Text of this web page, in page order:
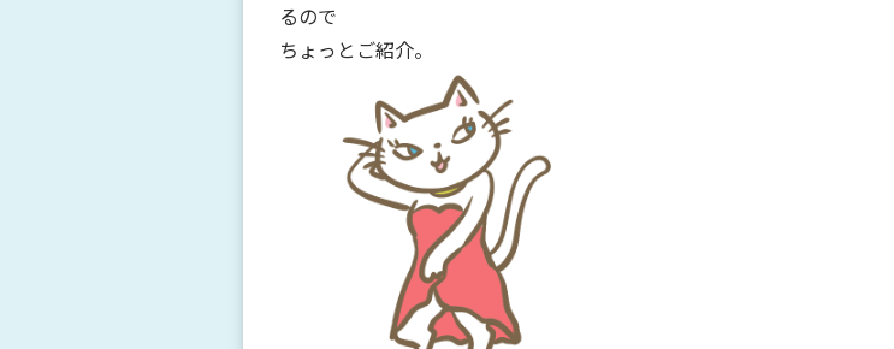
るので
ちょっとご紹介。